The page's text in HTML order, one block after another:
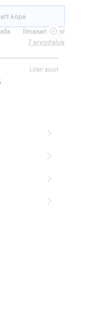
köpa
Ilmaiset
Liian suuri
7arvostelua